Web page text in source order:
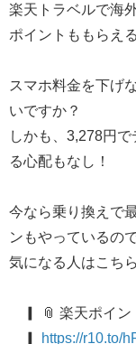
楽天トラベルで海
ポイントももらえ
スマホ料金を下げ
いですか？
しかも、3,278円
る心配もなし！
今なら乗り換えで
ンもやっているので
気になる人はこち
▎ 📎 楽天ポイン
https://r10.to/